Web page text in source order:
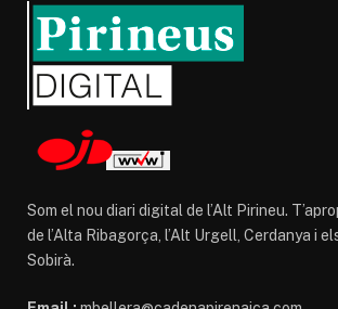
Som el nou diari digital de l’Alt Pirineu.
de l’Alta Ribagorça, l’Alt Urgell, Cerdanya i
Sobirà.